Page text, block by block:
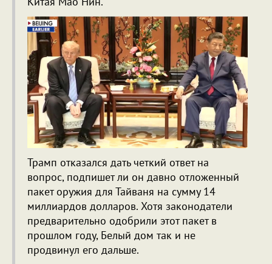
Трамп отказался дать четкий ответ на
вопрос, подпишет ли он давно отложенный
пакет оружия для Тайваня на сумму 14
миллиардов долларов. Хотя законодатели
предварительно одобрили этот пакет в
прошлом году, Белый дом так и не
продвинул его дальше.